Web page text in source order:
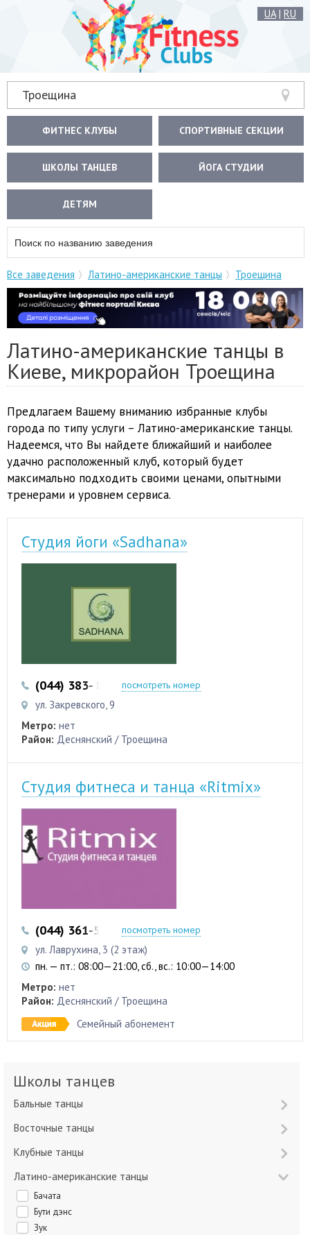
UA| RU
Троещина
ФИТНЕС КЛУБЫ СПОРТИВНЫЕ СЕКЦИИ
ШКОЛЫ ТАНЦЕВ ЙОГА СТУДИИ
ДЕТЯМ
Все заведения Латино-американские танцы Троещина
Латино-американские танцы в
Киеве, микрорайон Троещина
Предлагаем Вашему вниманию избранные клубы
города по типу услуги – Латино-американские танцы.
Надеемся, что Вы найдете ближайший и наиболее
удачно расположенный клуб, который будет
максимально подходить своими ценами, опытными
тренерами и уровнем сервиса.
Студия йоги «Sadhana»
(044) 383- 84-01 (093) 700-55-95
посмотреть номер
ул. Закревского, 9
Метро: нет
Район: Деснянский / Троещина
Студия фитнеса и танца «Ritmix»
(044) 361-53-35 (067) 196-21-15
посмотреть номер
ул. Лаврухина, 3 (2 этаж)
пн. — пт.: 08:00—21:00, сб., вс.: 10:00—14:00
Метро: нет
Район: Деснянский / Троещина
Семейный абонемент
Школы танцев
Бальные танцы
Восточные танцы
Клубные танцы
Латино-американские танцы
Бачата
Бути дэнс
Зук